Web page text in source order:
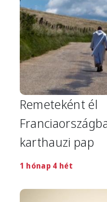
Remeteként él
karthauzi pap
1 hónap 4 hét
Image